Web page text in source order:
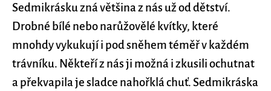
Sedmikrásku zná většina z nás už od dětství.
Drobné bílé nebo narůžovělé kvítky, které
mnohdy vykukují i pod sněhem téměř v každém
trávníku. Někteří z nás ji možná i zkusili ochutnat
a překvapila je sladce nahořklá chuť. Sedmikráska